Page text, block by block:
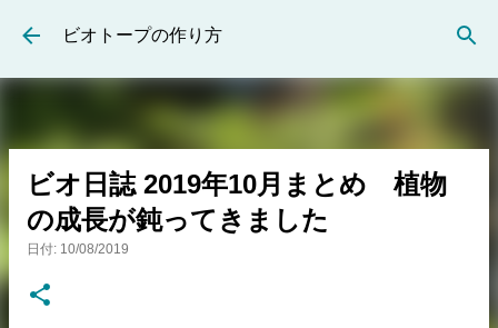
スキップしてメイン コンテンツに移動
ビオトープの作り方
ビオ日誌 2019年10月まとめ 植物
の成長が鈍ってきました
日付: 10/08/2019